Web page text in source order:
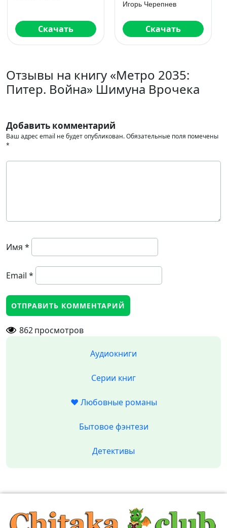
Скачать Скачать
Отзывы на книгу «Метро 2035:
Питер. Война» Шимуна Врочека
Добавить комментарий
Ваш адрес email не будет опубликован.Обязательные поля помечены
*
Имя *
Email *
862просмотров
Аудиокниги
Серии книг
❤️ Любовные романы
Бытовое фэнтези
Детективы